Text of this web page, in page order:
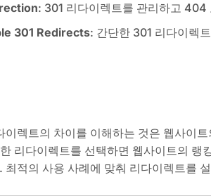
: 301 리다이렉트를 관리하고 404
301 Redirects: 간단한 301 리다이렉
렉트의 차이를 이해하는 것은 웹사이
리다이렉트를 선택하면 웹사이트의 랭
최적의 사용 사례에 맞춰 리다이렉트를